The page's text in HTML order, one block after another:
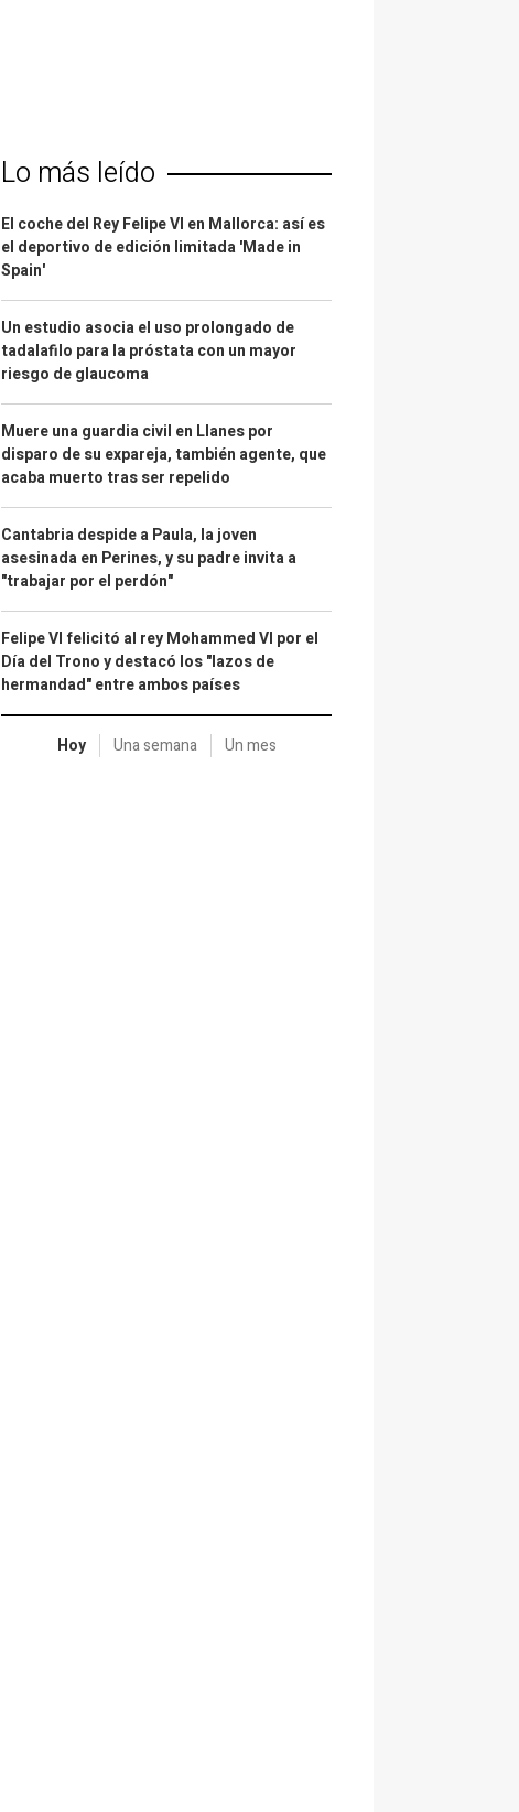
Lo más leído
El coche del Rey Felipe VI en Mallorca: así es
el deportivo de edición limitada 'Made in
Spain'
Un estudio asocia el uso prolongado de
tadalafilo para la próstata con un mayor
riesgo de glaucoma
Muere una guardia civil en Llanes por
disparo de su expareja, también agente, que
acaba muerto tras ser repelido
Cantabria despide a Paula, la joven
asesinada en Perines, y su padre invita a
"trabajar por el perdón"
Felipe VI felicitó al rey Mohammed VI por el
Día del Trono y destacó los "lazos de
hermandad" entre ambos países
Hoy Una semana Un mes